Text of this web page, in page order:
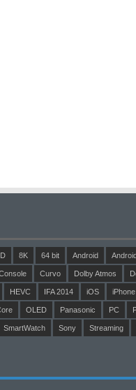
8K 64 bit Android
Curvo Dolby Atmos
HEVC IFA 2014 iOS iPhone
OLED Panasonic PC
SmartWatch Sony Streaming